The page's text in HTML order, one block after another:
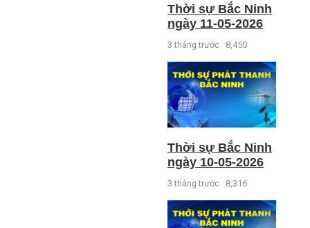
Thời sự Bắc Ninh
ngày 11-05-2026
3 tháng trước 8,450
Thời sự Bắc Ninh
ngày 10-05-2026
3 tháng trước 8,316